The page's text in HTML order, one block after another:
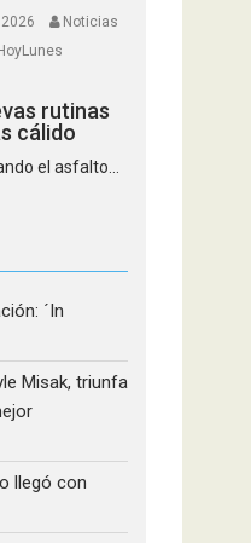
Noticias
rutinas
cálido
el asfalto...
´In
Misak, triunfa
llegó con